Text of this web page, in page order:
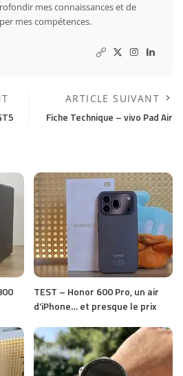
mes connaissances et de
mes compétences.
ARTICLE SUIVANT
Fiche Technique – vivo Pad Air
TEST – Honor 600 Pro, un air
d’iPhone… et presque le prix